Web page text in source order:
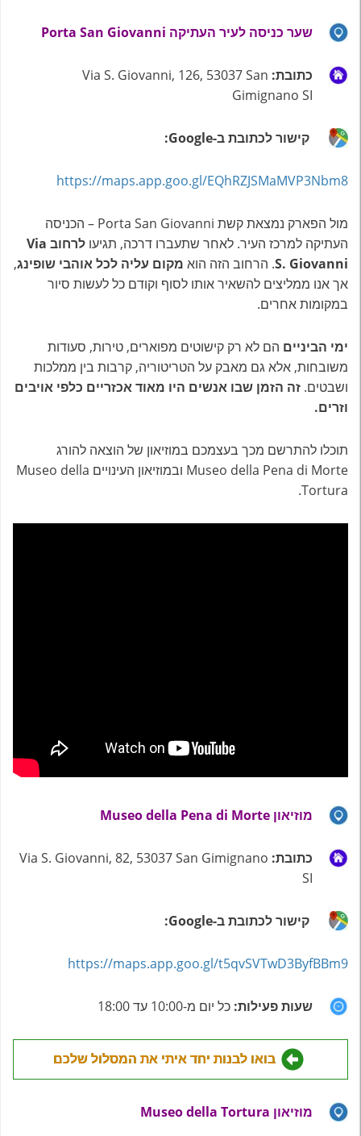
שער כניסה לעיר העתיקה Porta San Giovanni
כתובת: Via S. Giovanni, 126, 53037 San
Gimignano SI
קישור לכתובת ב-Google:
https://maps.app.goo.gl/EQhRZJSMaMVP3Nbm8
מול הפארק נמצאת קשת Porta San Giovanni – הכניסה
העתיקה למרכז העיר. לאחר שתעברו דרכה, תגיעו
לרחוב Via
S. Giovanni. הרחוב הזה הוא מקום עליה לכל אוהבי שופינג,
אך אנו ממליצים להשאיר אותו לסוף וקודם כל לעשות סיור
במקומות אחרים.
ימי הביניים הם לא רק קישוטים מפוארים, טירות, סעודות
משובחות, אלא גם מאבק על הטריטוריה, קרבות בין ממלכות
ושבטים. זה הזמן שבו אנשים היו מאוד אכזריים כלפי אויבים
וזרים.
תוכלו להתרשם מכך בעצמכם במוזיאון של הוצאה להורג
Museo della Pena di Morte ובמוזיאון העינויים Museo della
Tortura.
מוזיאון Museo della Pena di Morte
כתובת: Via S. Giovanni, 82, 53037 San Gimignano
SI
קישור לכתובת ב-Google:
https://maps.app.goo.gl/t5qvSVTwD3ByfBBm9
שעות פעילות: כל יום מ-10:00 עד 18:00
בואו לבנות יחד איתי את המסלול שלכם
מוזיאון Museo della Tortura